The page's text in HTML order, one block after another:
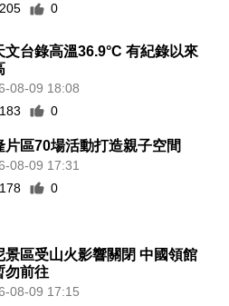
205
0
文台錄高溫36.9°C 有紀錄以來
08-09 18:08
183
0
片區70場活動打造親子空間
08-09 17:31
178
0
景區受山火影響關閉 中國領館
勿前往
08-09 17:15